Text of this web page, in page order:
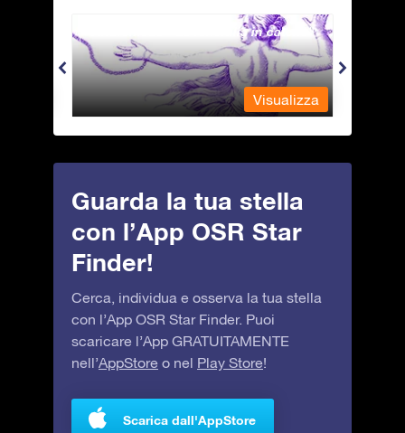
Andromeda - La fanciulla in catene
Visualizza
Guarda la tua stella
con l’App OSR Star
Finder!
Cerca, individua e osserva la tua stella
con l’App OSR Star Finder. Puoi
scaricare l’App GRATUITAMENTE
nell’AppStore o nel Play Store!
Scarica dall'AppStore